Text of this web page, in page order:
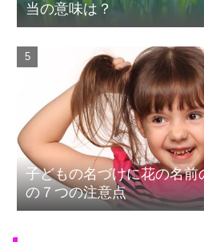
当の意味は？
子どもの名づけに花の名前
の７つの注意点